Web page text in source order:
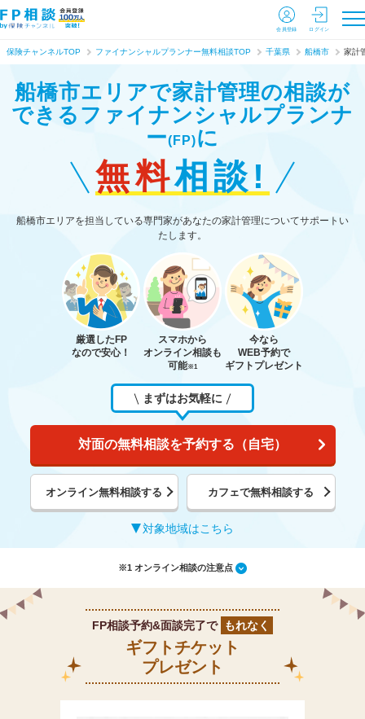
会員登録 ログイン
保険チャンネルTOP ファイナンシャルプランナー無料相談TOP 千葉県 船橋市 家計
船橋市エリアで家計管理の相談が
できる ファイナンシャルプランナ
ー(FP)に
無料相談!
船橋市エリアを担当している専門家があなたの家計管理についてサポートい
たします。
厳選したFP
なので安心！
スマホから
オンライン相談も
可能※1
今なら
WEB予約で
ギフトプレゼント
まずはお気軽に
対面の無料相談を予約する（自宅）
オンライン無料相談する カフェで無料相談する
対象地域はこちら
※1 オンライン相談の注意点
FP相談予約&面談完了で もれなく
ギフトチケット
プレゼント